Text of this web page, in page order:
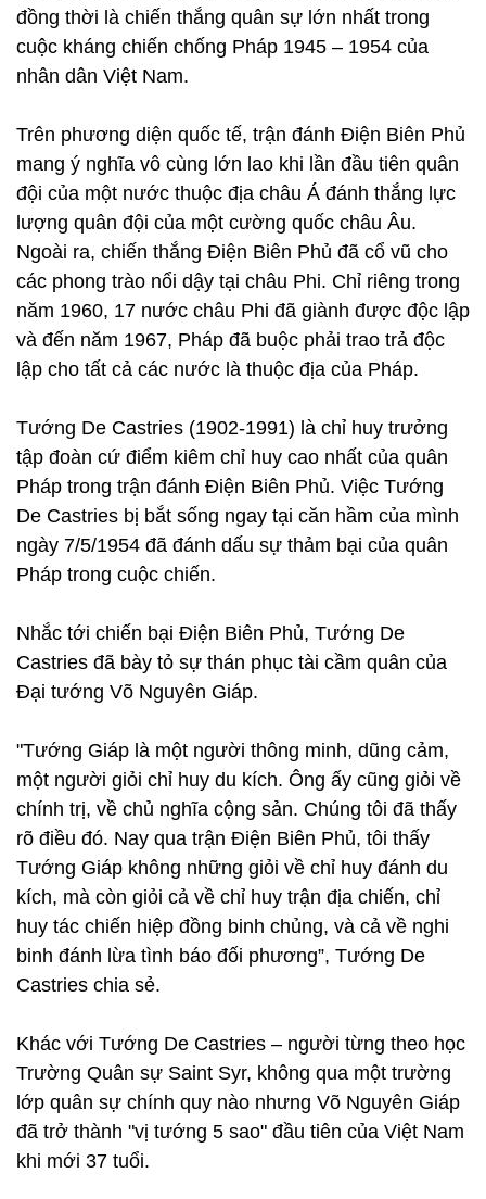
đồng thời là chiến thắng quân sự lớn nhất trong
cuộc kháng chiến chống Pháp 1945 – 1954 của
nhân dân Việt Nam.
Trên phương diện quốc tế, trận đánh Điện Biên Phủ
mang ý nghĩa vô cùng lớn lao khi lần đầu tiên quân
đội của một nước thuộc địa châu Á đánh thắng lực
lượng quân đội của một cường quốc châu Âu.
Ngoài ra, chiến thắng Điện Biên Phủ đã cổ vũ cho
các phong trào nổi dậy tại châu Phi. Chỉ riêng trong
năm 1960, 17 nước châu Phi đã giành được độc lập
và đến năm 1967, Pháp đã buộc phải trao trả độc
lập cho tất cả các nước là thuộc địa của Pháp.
Tướng De Castries (1902-1991) là chỉ huy trưởng
tập đoàn cứ điểm kiêm chỉ huy cao nhất của quân
Pháp trong trận đánh Điện Biên Phủ. Việc Tướng
De Castries bị bắt sống ngay tại căn hầm của mình
ngày 7/5/1954 đã đánh dấu sự thảm bại của quân
Pháp trong cuộc chiến.
Nhắc tới chiến bại Điện Biên Phủ, Tướng De
Castries đã bày tỏ sự thán phục tài cầm quân của
Đại tướng Võ Nguyên Giáp.
"Tướng Giáp là một người thông minh, dũng cảm,
một người giỏi chỉ huy du kích. Ông ấy cũng giỏi về
chính trị, về chủ nghĩa cộng sản. Chúng tôi đã thấy
rõ điều đó. Nay qua trận Điện Biên Phủ, tôi thấy
Tướng Giáp không những giỏi về chỉ huy đánh du
kích, mà còn giỏi cả về chỉ huy trận địa chiến, chỉ
huy tác chiến hiệp đồng binh chủng, và cả về nghi
binh đánh lừa tình báo đối phương”, Tướng De
Castries chia sẻ.
Khác với Tướng De Castries – người từng theo học
Trường Quân sự Saint Syr, không qua một trường
lớp quân sự chính quy nào nhưng Võ Nguyên Giáp
đã trở thành "vị tướng 5 sao" đầu tiên của Việt Nam
khi mới 37 tuổi.